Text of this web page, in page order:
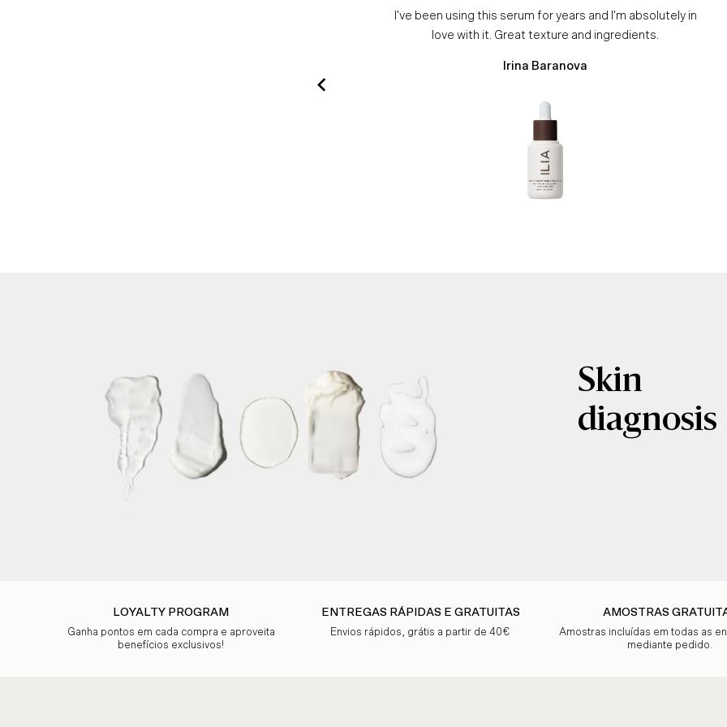
I've been using this serum for years and I'm absolutely in
love with it. Great texture and ingredients.
Irina Baranova
Skin
diagnosis
LOYALTY PROGRAM
Ganha pontos em cada compra e aproveita
benefícios exclusivos!
ENTREGAS RÁPIDAS E GRATUITAS
Envios rápidos, grátis a partir de 40€
AMOSTRAS
Amostras incluídas em todas as
mediante pedido.